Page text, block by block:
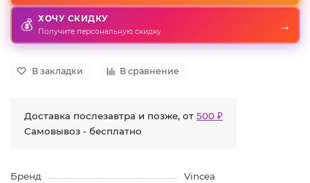
💰 ХОЧУ СКИДКУ
Получите персональную скидку →
В закладки В сравнение
Доставка послезавтра и позже, от 500 ₽
Самовывоз - бесплатно
Бренд
Vincea